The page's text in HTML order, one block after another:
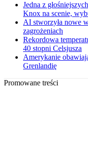
Jedna z
Knox na scenie,
AI stworzyła nowe
zagrożeniach
Rekordowa
40 stopni Celsjusza
Amerykanie
Grenlandię
Promowane treści